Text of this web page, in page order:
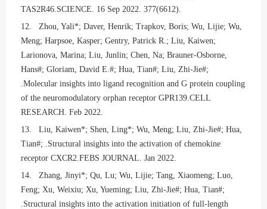
TAS2R46.SCIENCE. 16 Sep 2022. 377(6612).
12. Zhou, Yali*; Daver, Henrik; Trapkov, Boris; Wu, Lijie; Wu,
Meng; Harpsoe, Kasper; Gentry, Patrick R.; Liu, Kaiwen;
Larionova, Marina; Liu, Junlin; Chen, Na; Brauner-Osborne,
Hans#; Gloriam, David E.#; Hua, Tian#; Liu, Zhi-Jie#;
.Molecular insights into ligand recognition and G protein coupling
of the neuromodulatory orphan receptor GPR139.CELL
RESEARCH. Feb 2022.
13. Liu, Kaiwen*; Shen, Ling*; Wu, Meng; Liu, Zhi-Jie#; Hua,
Tian#; .Structural insights into the activation of chemokine
receptor CXCR2.FEBS JOURNAL. Jan 2022.
14. Zhang, Jinyi*; Qu, Lu; Wu, Lijie; Tang, Xiaomeng; Luo,
Feng; Xu, Weixiu; Xu, Yueming; Liu, Zhi-Jie#; Hua, Tian#;
.Structural insights into the activation initiation of full-length